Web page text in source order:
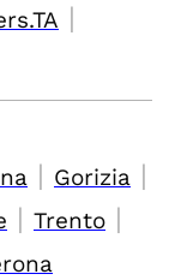
|
| Gorizia |
| Trento |